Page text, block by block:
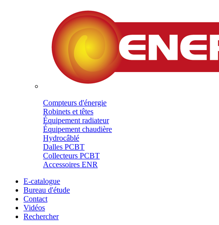
Compteurs d'énergie
Robinets et têtes
Équipement radiateur
Équipement chaudière
Hydrocâblé
Dalles PCBT
Collecteurs PCBT
Accessoires ENR
E-catalogue
Bureau d'étude
Contact
Vidéos
Rechercher